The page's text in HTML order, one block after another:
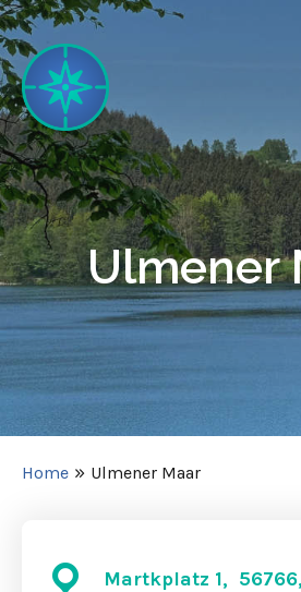
Spring
naar
inhoud
Ulmener
Home » Ulmener Maar
Martkplatz 1,